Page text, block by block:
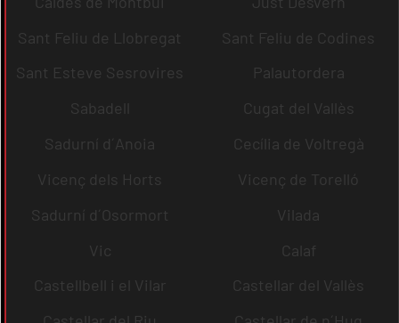
Sant Feliu de Llobregat
Sant Feliu de Codines
Sant Esteve Sesrovires
Palautordera
Sabadell
Cugat del Vallès
Sadurní d´Anoia
Cecília de Voltregà
Vicenç dels Horts
Vicenç de Torelló
Sadurní d´Osormort
Vilada
Vic
Calaf
Castellbell i el Vilar
Castellar del Vallès